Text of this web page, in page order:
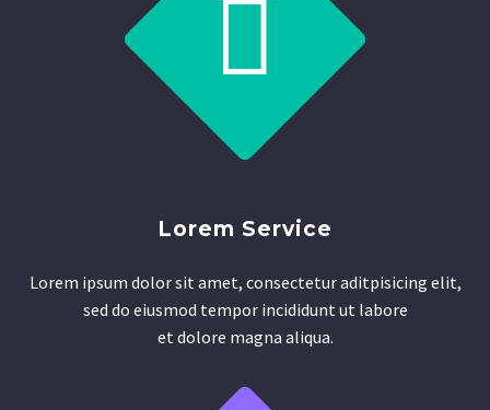


Lorem Service
Lorem ipsum dolor sit amet, consectetur aditpisicing elit,
sed do eiusmod tempor incididunt ut labore
et dolore magna aliqua.